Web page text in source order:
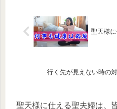
聖天様
行く先が見えない時の
聖天様に仕える聖夫婦は、